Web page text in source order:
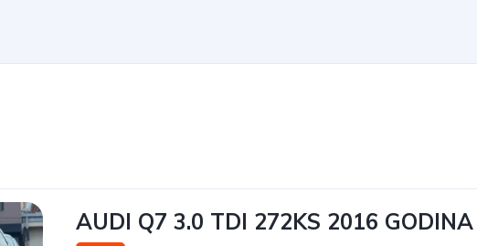
AUDI Q7 3.0 TDI 272KS 2016 GODINA